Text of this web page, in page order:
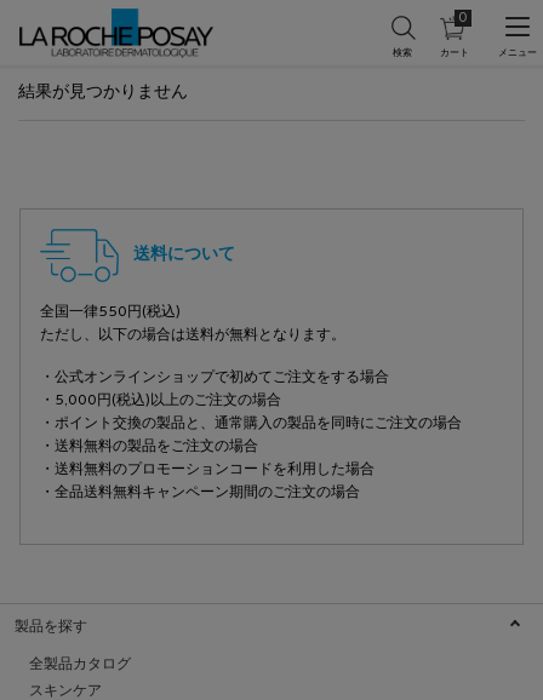
カ
ー
0
0 カート内の
結果が見つかりません
送料について
全国一律550円(税込)
ただし、以下の場合は送料が無料となります。
・公式オンラインショップで初めてご注文をする場合
・5,000円(税込)以上のご注文の場合
・ポイント交換の製品と、通常購入の製品を同時にご注文の場合
・送料無料の製品をご注文の場合
・送料無料のプロモーションコードを利用した場合
・全品送料無料キャンペーン期間のご注文の場合
製品を探す
全製品カタログ
スキンケア